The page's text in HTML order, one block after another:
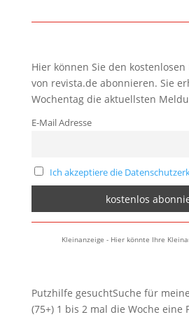
Hier können Sie den
von revista.de abonnieren. Sie
Wochentag die aktuellsten
E-Mail Adresse
Ich akzeptiere die
Kleinanzeige - Hier könnte Ihre
Putzhilfe gesuchtSuche für
(75+) 1 bis 2 mal die Woche eine